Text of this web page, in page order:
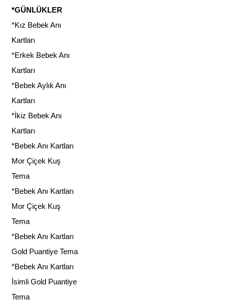
*GÜNLÜKLER
*Kız Bebek Anı
Kartları
*Erkek Bebek Anı
Kartları
*Bebek Aylık Anı
Kartları
*İkiz Bebek Anı
Kartları
*Bebek Anı Kartları
Mor Çiçek Kuş
Tema
*Bebek Anı Kartları
Mor Çiçek Kuş
Tema
*Bebek Anı Kartları
Gold Puantiye Tema
*Bebek Anı Kartları
İsimli Gold Puantiye
Tema